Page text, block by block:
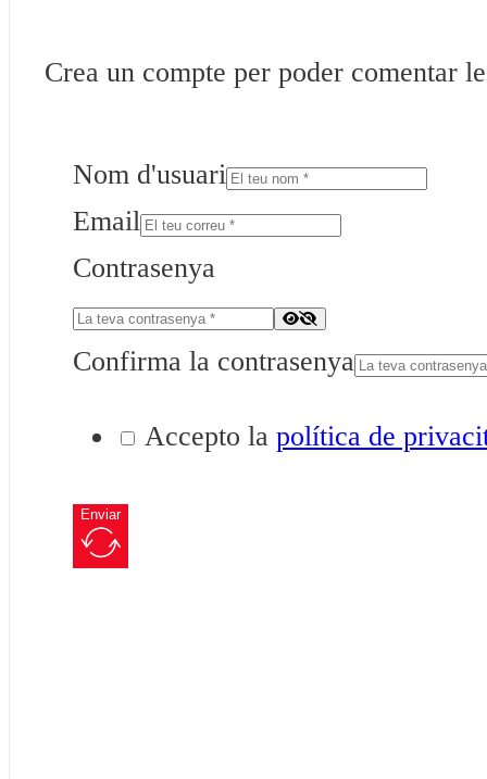
Crea un compte per poder comentar
Nom d'usuari
Email
Contrasenya
Confirma la contrasenya
Accepto la política de
Enviar